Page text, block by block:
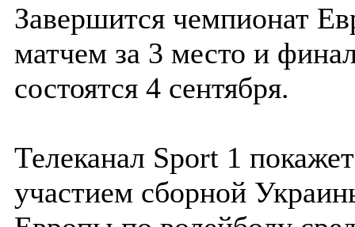
Завершится чемпионат
матчем за 3 место и
состоятся 4 сентября.
Телеканал Sport 1
участием сборной